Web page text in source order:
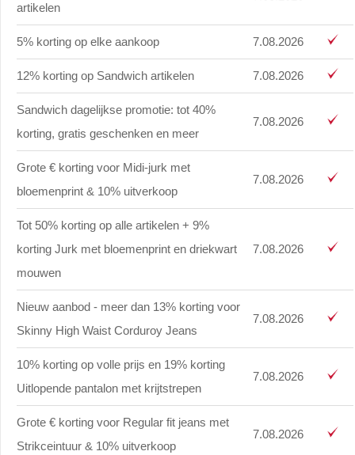
artikelen
5% korting op elke aankoop 7.08.2026
12% korting op Sandwich artikelen 7.08.2026
Sandwich dagelijkse promotie: tot 40%
korting, gratis geschenken en meer
7.08.2026
Grote € korting voor Midi-jurk met
bloemenprint & 10% uitverkoop
7.08.2026
Tot 50% korting op alle artikelen + 9%
korting Jurk met bloemenprint en driekwart
mouwen
7.08.2026
Nieuw aanbod - meer dan 13% korting voor
Skinny High Waist Corduroy Jeans
7.08.2026
10% korting op volle prijs en 19% korting
Uitlopende pantalon met krijtstrepen
7.08.2026
Grote € korting voor Regular fit jeans met
Strikceintuur & 10% uitverkoop
7.08.2026